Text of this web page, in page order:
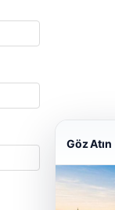
Göz Atın